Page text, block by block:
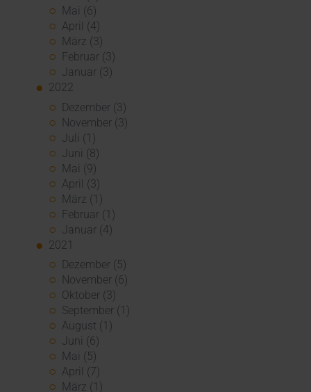
Mai (6)
April (4)
März (3)
Februar (3)
Januar (3)
2022
Dezember (3)
November (3)
Juli (1)
Juni (8)
Mai (9)
April (3)
März (1)
Februar (1)
Januar (4)
2021
Dezember (5)
November (6)
Oktober (3)
September (1)
August (1)
Juni (6)
Mai (5)
April (7)
März (1)